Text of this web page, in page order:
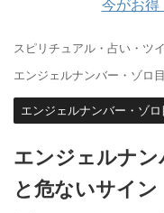
今がお
スピリチュアル・占い・ツ
エンジェルナンバー・ゾロ目
エンジェルナンバー・ゾロ
エンジェルナン
と危ないサイン